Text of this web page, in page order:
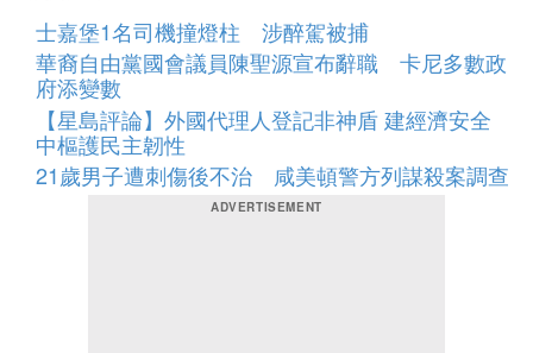
士嘉堡1名司機撞燈柱 涉醉駕被捕
華裔自由黨國會議員陳聖源宣布辭職 卡尼多數政
府添變數
【星島評論】外國代理人登記非神盾 建經濟安全
中樞護民主韌性
21歲男子遭刺傷後不治 咸美頓警方列謀殺案調查